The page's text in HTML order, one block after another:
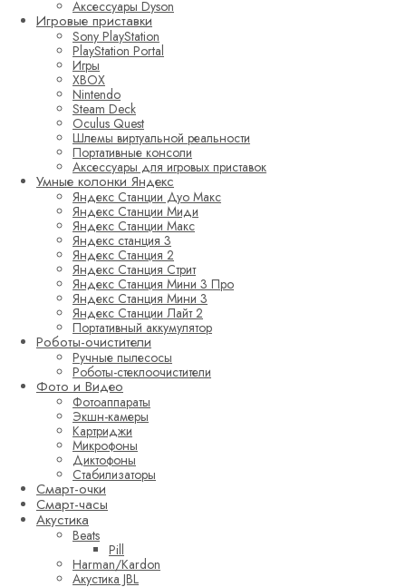
Аксессуары Dyson
Игровые приставки
Sony PlayStation
PlayStation Portal
Игры
XBOX
Nintendo
Steam Deck
Oculus Quest
Шлемы виртуальной реальности
Портативные консоли
Аксессуары для игровых приставок
Умные колонки Яндекс
Яндекс Станции Дуо Макс
Яндекс Станции Миди
Яндекс Станции Макс
Яндекс станция 3
Яндекс Станция 2
Яндекс Станция Стрит
Яндекс Станция Мини 3 Про
Яндекс Станция Мини 3
Яндекс Станции Лайт 2
Портативный аккумулятор
Роботы-очистители
Ручные пылесосы
Роботы-стеклоочистители
Фото и Видео
Фотоаппараты
Экшн-камеры
Картриджи
Микрофоны
Диктофоны
Стабилизаторы
Смарт-очки
Смарт-часы
Акустика
Beats
Pill
Harman/Kardon
Акустика JBL